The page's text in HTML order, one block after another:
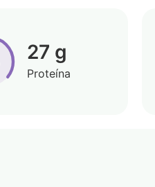
27 g
Proteína